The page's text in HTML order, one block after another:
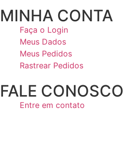
MINHA CONTA
Faça o Login
Meus Dados
Meus Pedidos
Rastrear Pedidos
FALE CONOSCO
Entre em contato